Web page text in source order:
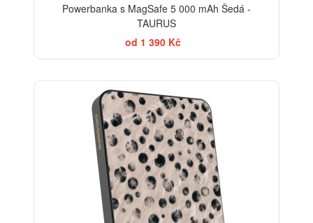
Powerbanka s MagSafe 5 000 mAh Šedá -
TAURUS
od 1 390 Kč